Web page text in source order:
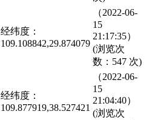
经纬度：
109.108842,29.874079
（2022-06-
15
21:17:35）
(浏览次
数：547 次)
经纬度：
109.877919,38.527421
（2022-06-
15
21:04:40）
(浏览次